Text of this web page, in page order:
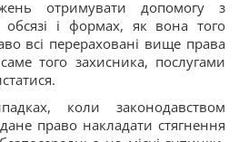
отримувати допомогу з
і формах, як вона того
всі перераховані вище права
того захисника, послугами
коли законодавством
право накладати стягнення